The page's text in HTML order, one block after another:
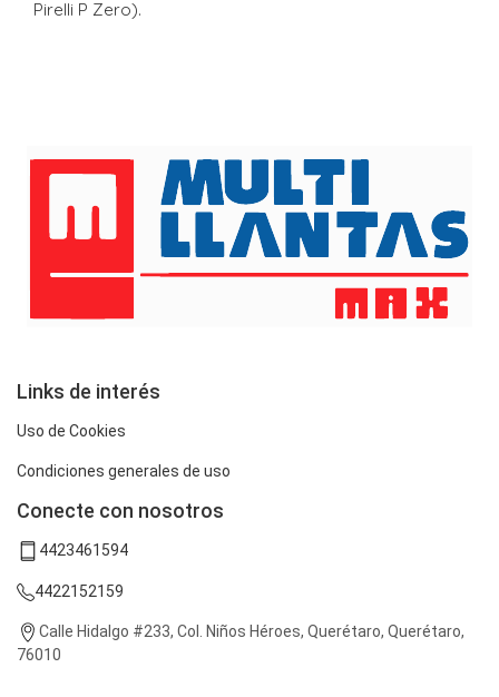
Pirelli P Zero).
Links de interés
Uso de Cookies
Condiciones generales de uso
Conecte con nosotros
4423461594
4422152159
Calle Hidalgo #233, Col. Niños Héroes, Querétaro, Querétaro,
76010